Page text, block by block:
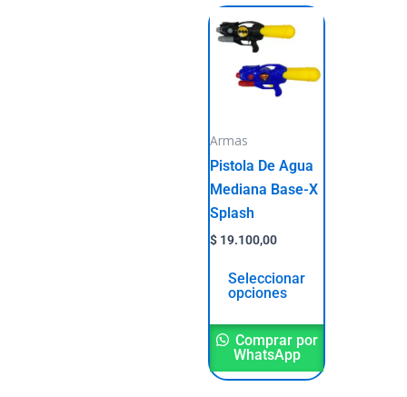
Armas
Pistola De Agua
Mediana Base-X
Splash
$ 19.100,00
Seleccionar
opciones
This
product
multiple
The
options
may
be
chosen
the
product
page
Comprar por
WhatsApp